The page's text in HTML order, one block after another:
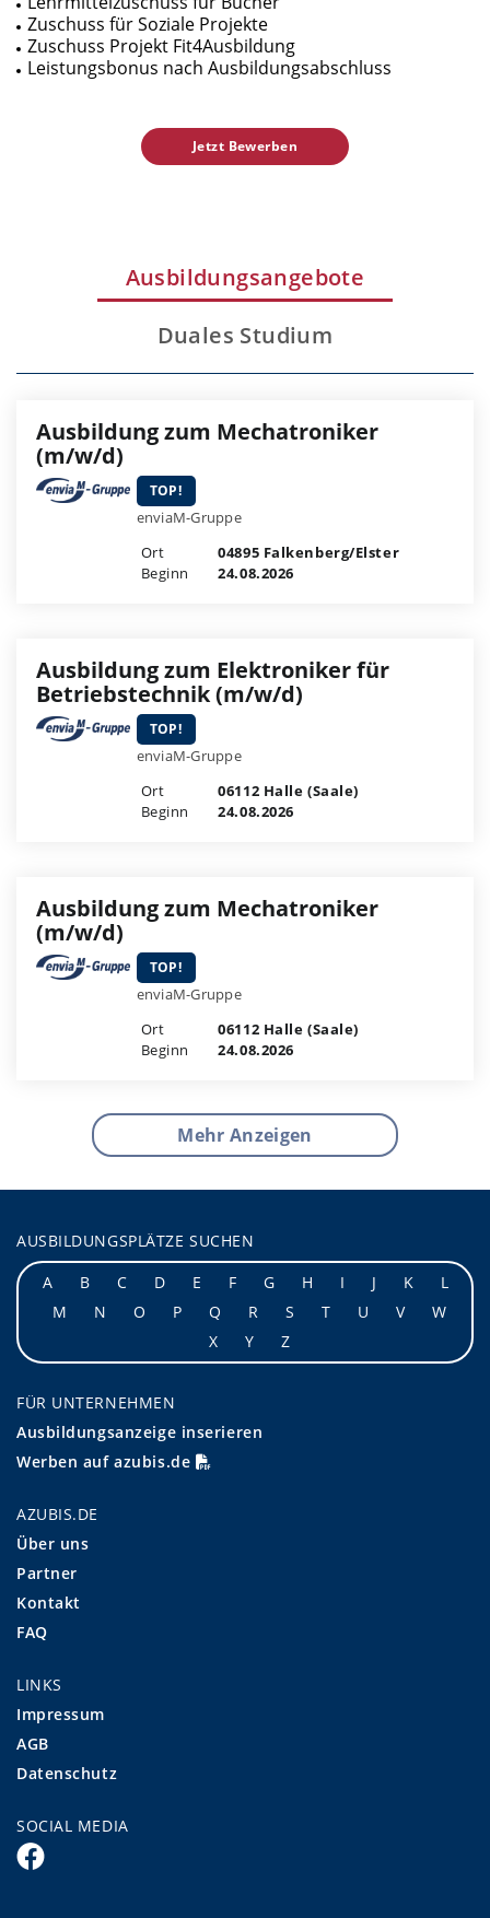
Zuschuss für Soziale Projekte
Zuschuss Projekt Fit4Ausbildung
Leistungsbonus nach Ausbildungsabschluss
Jetzt Bewerben
Ausbildungsangebote
Duales Studium
Ausbildung zum Mechatroniker
(m/w/d)
TOP!
enviaM-Gruppe
Ort
04895 Falkenberg/Elster
Beginn
24.08.2026
Ausbildung zum Elektroniker für
Betriebstechnik (m/w/d)
TOP!
enviaM-Gruppe
Ort
06112 Halle (Saale)
Beginn
24.08.2026
Ausbildung zum Mechatroniker
(m/w/d)
TOP!
enviaM-Gruppe
Ort
06112 Halle (Saale)
Beginn
24.08.2026
Mehr Anzeigen
AUSBILDUNGSPLÄTZE SUCHEN
A
B C D E F G H I J K
L
M
N O P Q R S T U V
W
X
Y Z
FÜR UNTERNEHMEN
Ausbildungsanzeige inserieren
Werben auf azubis.de
AZUBIS.DE
Über uns
Partner
Kontakt
FAQ
LINKS
Impressum
AGB
Datenschutz
SOCIAL MEDIA